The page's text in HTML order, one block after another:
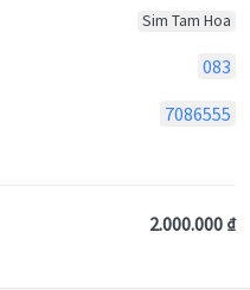
Sim Tam Hoa
083
7086555
2.000.000 ₫